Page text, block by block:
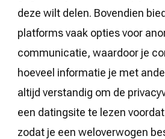
deze wilt delen. Bovendien
platforms vaak opties voor
communicatie, waardoor je
hoeveel informatie je met
altijd verstandig om de
een datingsite te lezen
zodat je een weloverwogen